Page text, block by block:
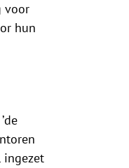
voor
hun
ingezet